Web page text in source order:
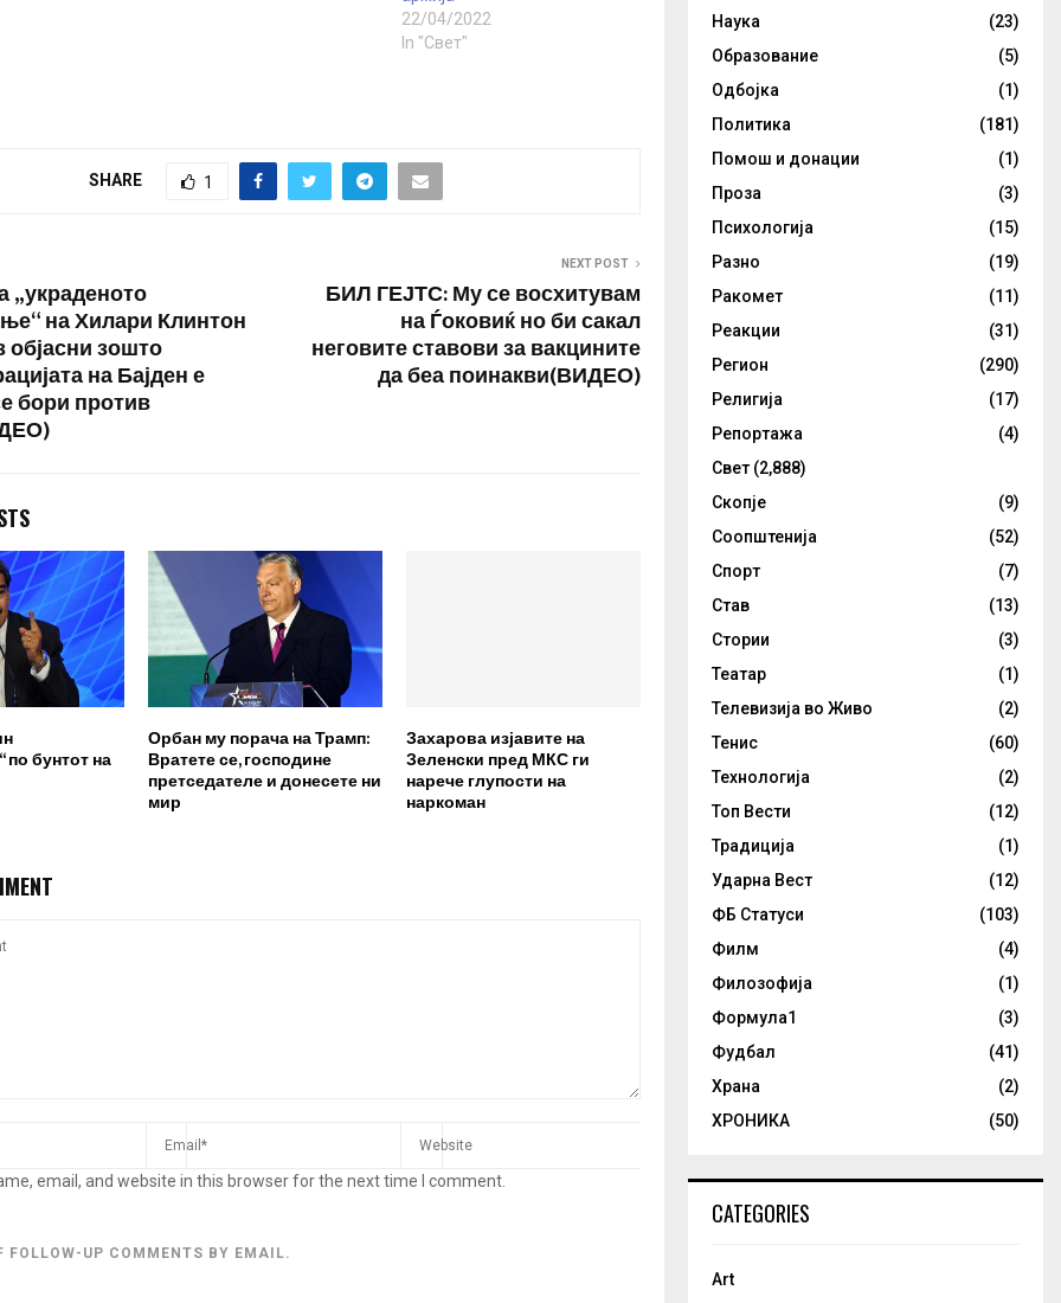
22/04/2022
In "Свет"
SHARE 1
„украденото
на Хилари Клинтон
зошто
на Бајден е
бори против
NEXT POST
БИЛ ГЕЈТС: Му се восхитувам
на Ѓоковиќ но би сакал
неговите ставови за вакцините
да беа поинакви(ВИДЕО)
по бунтот на
Орбан му порача на Трамп:
Вратете се, господине
претседателе и донесете ни
мир
Захарова изјавите на
Зеленски пред МКС ги
нарече глупости на
наркоман
email, and website in this browser for the next time I comment.
FOLLOW-UP COMMENTS BY EMAIL.
Наука
(23)
Образование
(5)
Одбојка
(1)
Политика
(181)
Помош и донации
(1)
Проза
(3)
Психологија
(15)
Разно
(19)
Ракомет
(11)
Реакции
(31)
Регион
(290)
Религија
(17)
Репортажа
(4)
Свет (2,888)
Скопје
(9)
Соопштенија
(52)
Спорт
(7)
Став
(13)
Стории
(3)
Театар
(1)
Телевизија во Живо
(2)
Тенис
(60)
Технологија
(2)
Топ Вести
(12)
Традиција
(1)
Ударна Вест
(12)
ФБ Статуси
(103)
Филм
(4)
Филозофија
(1)
Формула1
(3)
Фудбал
(41)
Храна
(2)
ХРОНИКА
(50)
CATEGORIES
Art